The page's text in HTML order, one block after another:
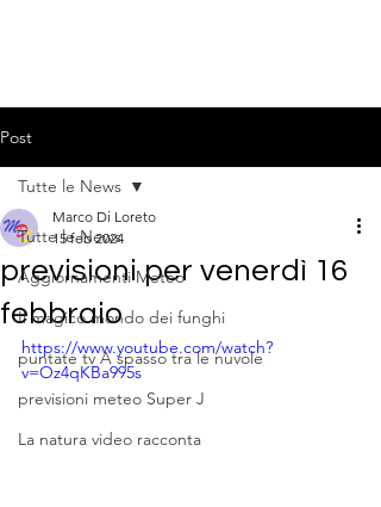
Post
Tutte le News
Aggiornamenti Meteo
Il magico mondo dei funghi
puntate tv A spasso tra le nuvole
previsioni meteo Super J
La natura video racconta
Tutte le News
previsioni per venerdì 16
febbraio
Marco Di Loreto
15 feb 2024
https://www.youtube.com/watch?
v=Oz4qKBa995s